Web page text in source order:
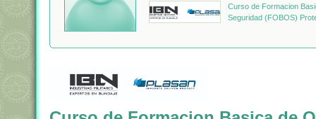
Curso de Formacion
Seguridad (FOBOS)